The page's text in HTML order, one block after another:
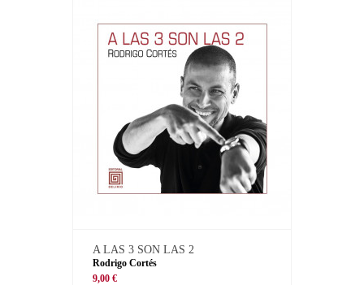
A LAS 3 SON LAS 2
Rodrigo Cortés
9,00 €